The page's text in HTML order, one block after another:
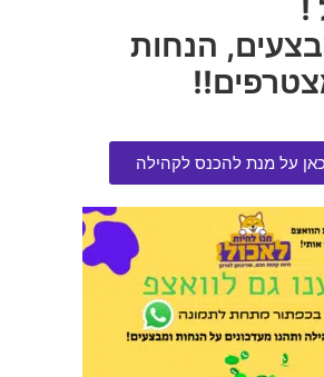
ריתמה מרופדת L
הרוויחו 2.75 נקודות ⭐
55.00
!
הנחות
על מנת להכנס לקהילה